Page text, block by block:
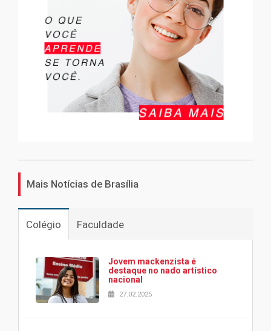
Mais Notícias de Brasília
Colégio Faculdade
Jovem mackenzista é
destaque no nado artístico
nacional
27.02.2025